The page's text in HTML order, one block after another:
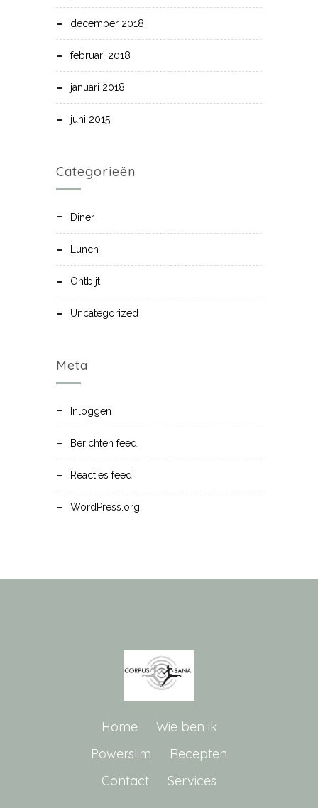
december 2018
februari 2018
januari 2018
juni 2015
Categorieën
Diner
Lunch
Ontbijt
Uncategorized
Meta
Inloggen
Berichten feed
Reacties feed
WordPress.org
Home
Wie ben ik
Powerslim
Recepten
Contact
Services